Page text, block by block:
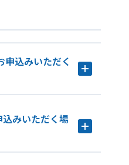
申込みいただく
込みいただく場